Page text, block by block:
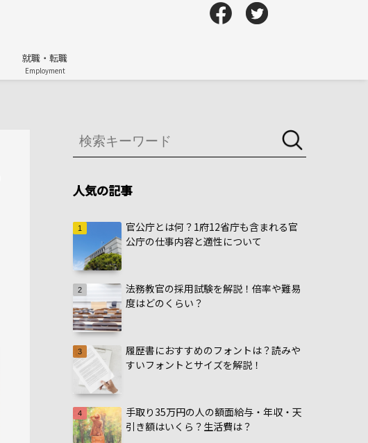
就職・転職
Employment
人気の記事
官公庁とは何？1府12省庁も含まれる官
公庁の仕事内容と適性について
法務教官の採用試験を解説！倍率や難易
度はどのくらい？
履歴書におすすめのフォントは？読みや
すいフォントとサイズを解説！
手取り35万円の人の額面給与・年収・天
引き額はいくら？生活費は？